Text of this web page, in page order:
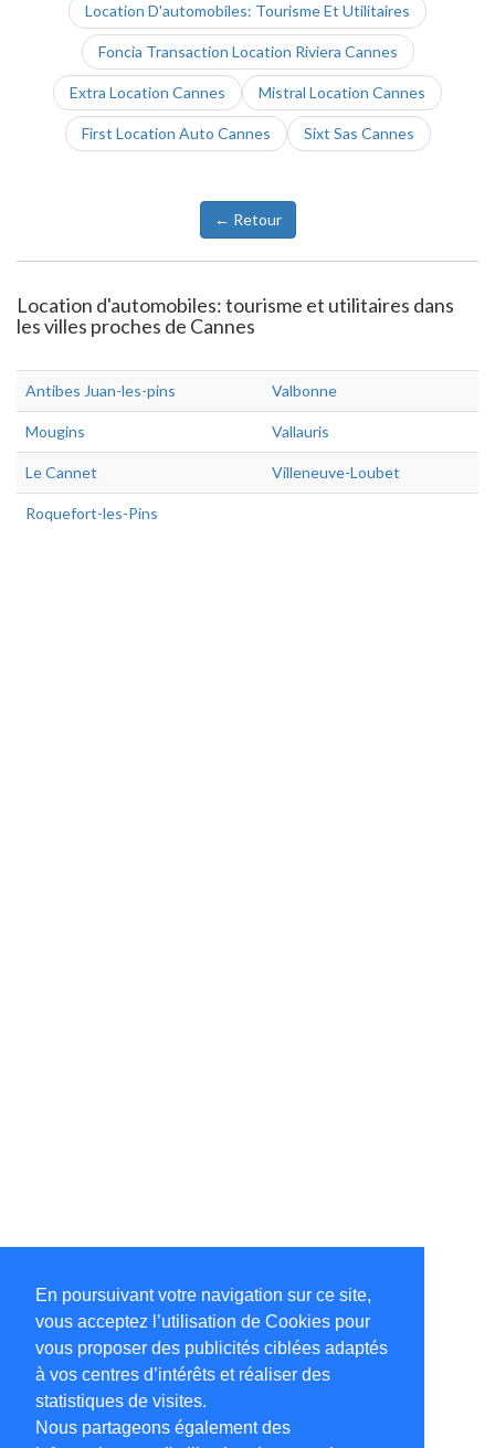
En poursuivant votre navigation sur ce site,
vous acceptez l’utilisation de Cookies pour
vous proposer des publicités ciblées adaptés
à vos centres d’intérêts et réaliser des
statistiques de visites.
Nous partageons également des
Location D'automobiles: Tourisme Et Utilitaires
Foncia Transaction Location Riviera Cannes
Extra Location Cannes Mistral Location Cannes
First Location Auto Cannes Sixt Sas Cannes
← Retour
Location d'automobiles: tourisme et utilitaires dans
les villes proches de Cannes
Antibes Juan-les-pins Valbonne
Mougins Vallauris
Le Cannet Villeneuve-Loubet
Roquefort-les-Pins